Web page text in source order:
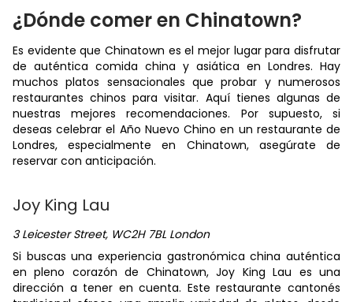
¿Dónde comer en Chinatown?
Es evidente que Chinatown es el mejor lugar para disfrutar
de auténtica comida china y asiática en Londres. Hay
muchos platos sensacionales que probar y numerosos
restaurantes chinos para visitar. Aquí tienes algunas de
nuestras mejores recomendaciones. Por supuesto, si
deseas celebrar el Año Nuevo Chino en un restaurante de
Londres, especialmente en Chinatown, asegúrate de
reservar con anticipación.
Joy King Lau
3 Leicester Street, WC2H 7BL London
Si buscas una experiencia gastronómica china auténtica
en pleno corazón de Chinatown, Joy King Lau es una
dirección a tener en cuenta. Este restaurante cantonés